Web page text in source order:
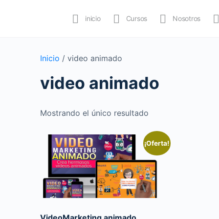
inicio Cursos Nosotros
Inicio / video animado
video animado
Mostrando el único resultado
¡Oferta!